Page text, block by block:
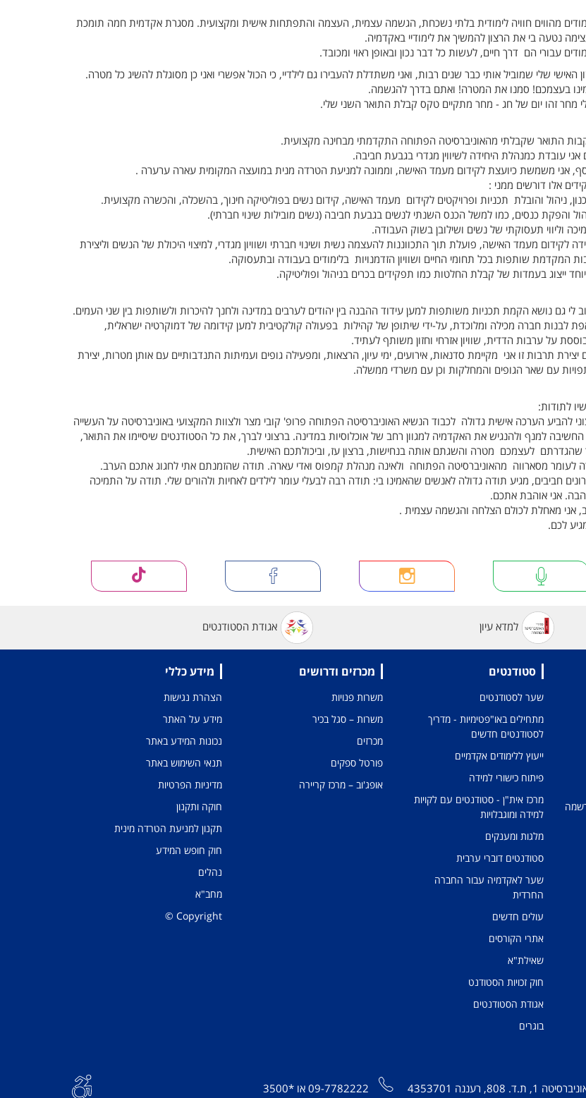
מהווים חוויה לימודית בלתי נשכחת, הגשמה עצמית, העצמה והתפתחות אישית ומקצועית. מסגרת אקדמית חמה תומכת
נטעה בי את הרצון להמשיך את לימודיי באקדמיה.
עבורי הם דרך חיים, לעשות כל דבר נכון ובאופן ראוי ומכובד.
האישי שלי שמוביל אותי כבר שנים רבות, ואני משתדלת להעבירו גם לילדיי, כי הכול אפשרי ואני כן מסוגלת להשיג כל מטרה.
בעצמכם! סמנו את המטרה! ואתם בדרך להגשמה.
מחר זהו יום של חג - מחר מתקיים טקס קבלת התואר השני שלי.
התואר שקבלתי מהאוניברסיטה הפתוחה התקדמתי מבחינה מקצועית.
אני עובדת כמנהלת היחידה לשיווין מגדרי בגבעת חביבה.
אני משמשת כיועצת לקידום מעמד האישה, וממונה למניעת הטרדה מנית במועצה המקומית עארה ערערה .
אלו דורשים ממני :
ניהול והובלת תכניות ופרויקטים לקידום מעמד האישה, קידום נשים בפוליטיקה חינוך, בהשכלה, והכשרה מקצועית.
והפקת כנסים, כמו למשל הכנס השנתי לנשים בגבעת חביבה (נשים מובילות שינוי חברתי).
וליווי תעסוקתי של נשים ושילובן בשוק העבודה.
לקידום מעמד האישה, פועלת תוך התכווננות להעצמה נשית ושינוי חברתי ושוויון מגדרי, למיצוי היכולת של הנשים וליצירת
המקדמת שותפות בכל תחומי החיים ושוויון הזדמנויות בלימודים בעבודה ובתעסוקה.
ייצוג בעמדות של קבלת החלטות כמו תפקידים בכרים בניהול ופוליטיקה.
לי גם נושא הקמת תכניות משותפות למען עידוד ההבנה בין יהודים לערבים במדינה ולחנך להיכרות ולשותפות בין שני העמים.
לבנות חברה מכילה ומלוכדת, על-ידי שיתופן של קהילות בפעולה קולקטיבית למען קידומה של דמוקרטיה ישראלית,
על ערבות הדדית, שוויון אזרחי וחזון משותף לעתיד.
תרבות זו אני מקיימת סדנאות, אירועים, ימי עיון, הרצאות, ומפעילה גופים ועמיתות התנדבותיים עם אותן מטרות, יצירת
עם שאר הגופים והמחלקות וכן עם משרדי ממשלה.
לתודות:
להביע הערכה אישית גדולה לכבוד הנשיא האוניברסיטה הפתוחה פרופ' קובי מצר ולצוות המקצועי באוניברסיטה על העשייה
החשיבה למנף ולהנגיש את האקדמיה למגוון רחב של אוכלוסיות במדינה. ברצוני לברך, את כל הסטודנטים שיסיימו את התואר,
שהגדרתם לעצמכם מטרה והשגתם אותה בנחישות, ברצון עז, וביכולתכם האישית.
לעומר מסארווה מהאוניברסיטה הפתוחה ולאינה מנהלת קמפוס ואדי עארה. תודה שהזמנתם אתי לחגוג אתכם הערב.
חביבים, מגיע תודה גדולה לאנשים שהאמינו בי: תודה רבה לבעלי עומר לילדים לאחיות ולהורים שלי. תודה על התמיכה
אני אוהבת אתכם.
אני מאחלת לכולם הצלחה והגשמה עצמית .
לכם.
למדא עיון אגודת הסטודנטים
סטודנטים
שער לסטודנטים
מתחילים באו"פטימיות - מדריך
לסטודנטים חדשים
ייעוץ ללימודים אקדמיים
פיתוח כישורי למידה
מרכז אית"ן - סטודנטים עם לקויות
למידה ומוגבלויות
מלגות ומענקים
סטודנטים דוברי ערבית
שער לאקדמיה עבור החברה
החרדית
עולים חדשים
אתרי הקורסים
שאילת"א
חוק זכויות הסטודנט
אגודת הסטודנטים
בוגרים
מכרזים ודרושים
משרות פנויות
משרות – סגל בכיר
מכרזים
פורטל ספקים
אופג'וב – מרכז קריירה
מידע כללי
הצהרת נגישות
מידע על האתר
נכונות המידע באתר
תנאי השימוש באתר
מדיניות הפרטיות
חוקה ותקנון
תקנון למניעת הטרדה מינית
חוק חופש המידע
נהלים
מחב"א
Copyright ©
ת.ד. 808, רעננה 4353701 09-7782222 או *3500